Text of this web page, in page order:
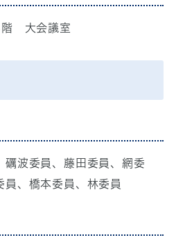
大会議室
礪波委員、藤田委員、網委
員、橋本委員、林委員